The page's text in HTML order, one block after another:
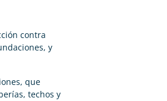
contra
y
que
techos y